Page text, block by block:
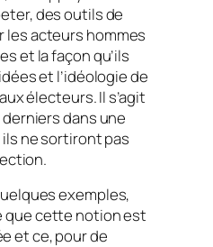
des outils de
les acteurs hommes
et la façon qu’ils
et l’idéologie de
électeurs. Il s’agit
dans une
ne sortiront pas
exemples,
que cette notion est
et ce, pour de